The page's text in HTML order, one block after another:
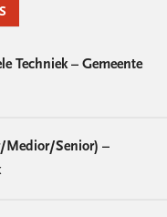
Techniek – Gemeente
Medior/Senior) –